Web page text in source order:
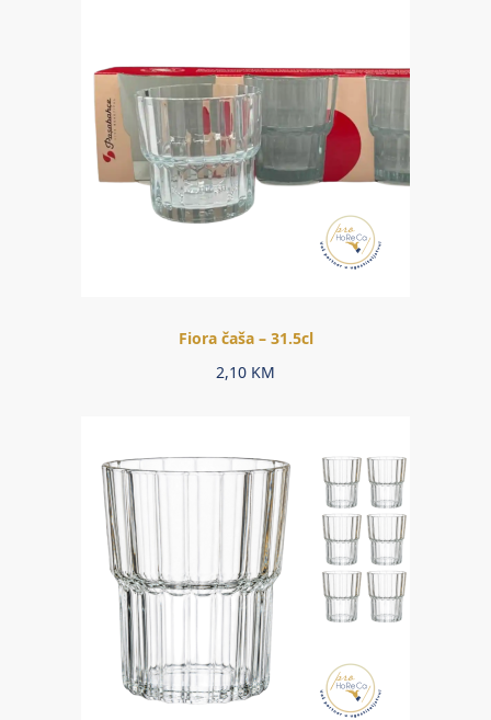
Fiora čaša – 31.5cl
2,10 KM